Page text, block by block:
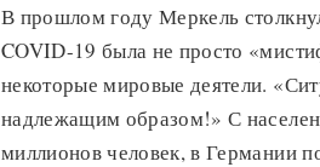
В прошлом году Меркель
COVID-19 была не просто
некоторые мировые деятели.
надлежащим образом!» С
миллионов человек, в Германии